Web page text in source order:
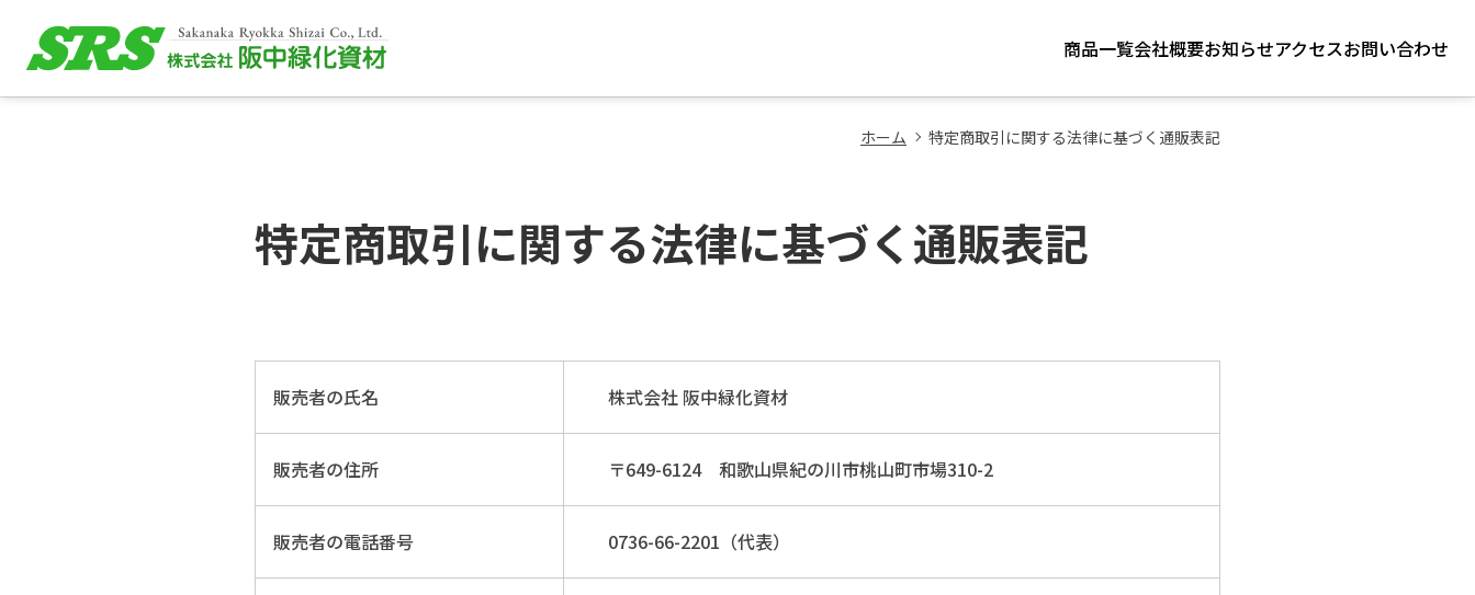
商品一覧会社概要お知らせアクセスお問い合わせ
ホーム 特定商取引に関する法律に基づく通販表記
特定商取引に関する法律に基づく通販表記
販売者の氏名 株式会社 阪中緑化資材
販売者の住所 〒649-6124 和歌山県紀の川市桃山町市場310-2
販売者の電話番号 0736-66-2201（代表）